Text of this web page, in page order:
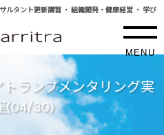
ルタント更新講習 ・ 組織開発・健康経営 ・ 学び
MENU
ランプメンタリング実
(04/30)